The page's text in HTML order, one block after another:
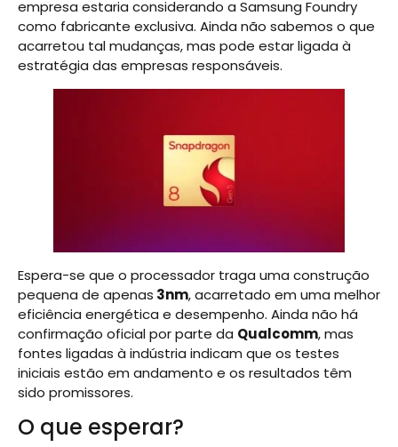
empresa estaria considerando a Samsung Foundry
como fabricante exclusiva. Ainda não sabemos o que
acarretou tal mudanças, mas pode estar ligada à
estratégia das empresas responsáveis.
Espera-se que o processador traga uma construção
pequena de apenas 3nm, acarretado em uma melhor
eficiência energética e desempenho. Ainda não há
confirmação oficial por parte da Qualcomm, mas
fontes ligadas à indústria indicam que os testes
iniciais estão em andamento e os resultados têm
sido promissores.
O que esperar?